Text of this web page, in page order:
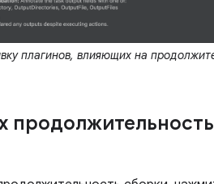
плагинов, влияющих на